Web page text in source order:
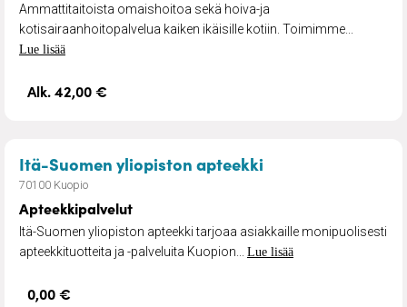
Ammattitaitoista omaishoitoa sekä hoiva-ja
kotisairaanhoitopalvelua kaiken ikäisille kotiin. Toimimme...
Lue lisää
Alk. 42,00 €
Itä-Suomen yliopiston apteekki
70100 Kuopio
Apteekkipalvelut
Itä-Suomen yliopiston apteekki tarjoaa asiakkaille monipuolisesti
apteekkituotteita ja -palveluita Kuopion... Lue lisää
0,00 €